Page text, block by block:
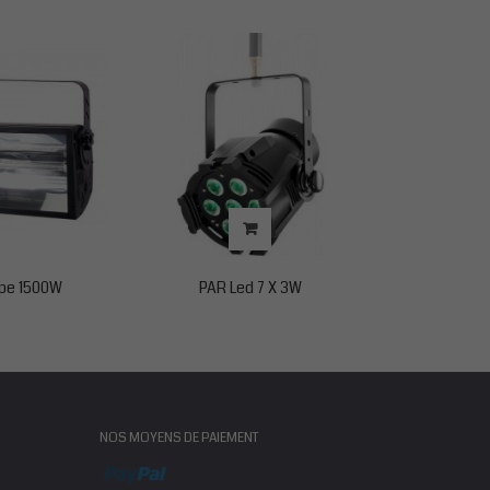
1500W PAR Led 7 X 3W
NOS MOYENS DE PAIEMENT